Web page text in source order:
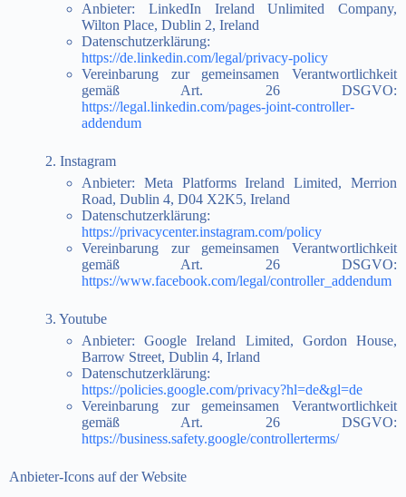
Anbieter: LinkedIn Ireland Unlimited Company,
Wilton Place, Dublin 2, Ireland
Datenschutzerklärung:
https://de.linkedin.com/legal/privacy-policy
Vereinbarung zur gemeinsamen Verantwortlichkeit
gemäß Art. 26 DSGVO:
https://legal.linkedin.com/pages-joint-controller-
addendum
2. Instagram
Anbieter: Meta Platforms Ireland Limited, Merrion
Road, Dublin 4, D04 X2K5, Ireland
Datenschutzerklärung:
https://privacycenter.instagram.com/policy
Vereinbarung zur gemeinsamen Verantwortlichkeit
gemäß Art. 26 DSGVO:
https://www.facebook.com/legal/controller_addendum
3. Youtube
Anbieter: Google Ireland Limited, Gordon House,
Barrow Street, Dublin 4, Irland
Datenschutzerklärung:
https://policies.google.com/privacy?hl=de&gl=de
Vereinbarung zur gemeinsamen Verantwortlichkeit
gemäß Art. 26 DSGVO:
https://business.safety.google/controllerterms/
Anbieter-Icons auf der Website